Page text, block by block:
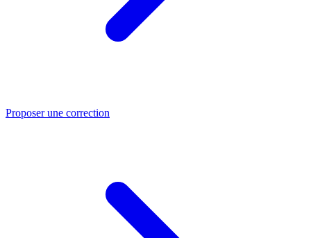
Proposer une correction